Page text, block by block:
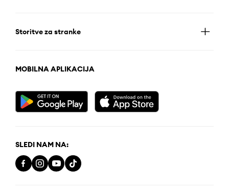
Storitve za stranke
MOBILNA APLIKACIJA
SLEDI NAM NA: